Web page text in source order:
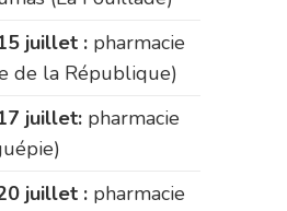
juillet : pharmacie
de la République)
juillet: pharmacie
juillet : pharmacie